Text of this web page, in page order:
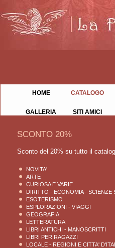
HOME CATALOGO
GALLERIA SITI AMICI
SCONTO 20%
Sconto del 20% su tutto il
NOVITA'
ARTE
CURIOSA E VARIE
DIRITTO - ECONOMIA - SCIENZE
ESOTERISMO
ESPLORAZIONI - VIAGGI
GEOGRAFIA
LETTERATURA
LIBRI ANTICHI - MANOSCRITTI
LIBRI PER RAGAZZI
LOCALE - REGIONI E CITTA'